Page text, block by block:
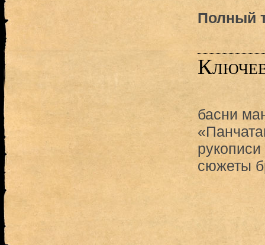
Полный
басни
рукописи
сюжеты